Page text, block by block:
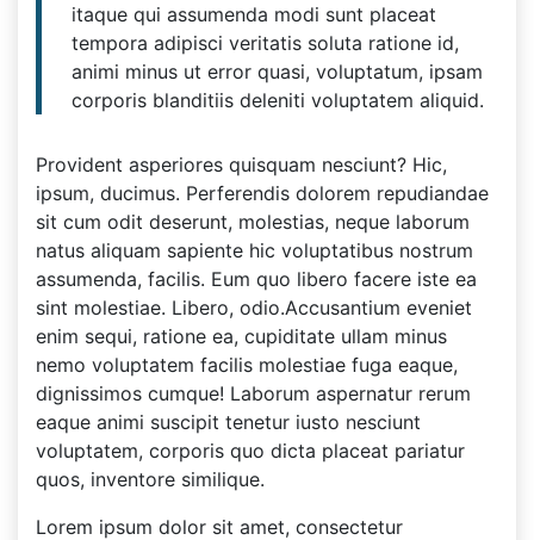
itaque qui assumenda modi sunt placeat
tempora adipisci veritatis soluta ratione id,
animi minus ut error quasi, voluptatum, ipsam
corporis blanditiis deleniti voluptatem aliquid.
Provident asperiores quisquam nesciunt? Hic,
ipsum, ducimus. Perferendis dolorem repudiandae
sit cum odit deserunt, molestias, neque laborum
natus aliquam sapiente hic voluptatibus nostrum
assumenda, facilis. Eum quo libero facere iste ea
sint molestiae. Libero, odio.Accusantium eveniet
enim sequi, ratione ea, cupiditate ullam minus
nemo voluptatem facilis molestiae fuga eaque,
dignissimos cumque! Laborum aspernatur rerum
eaque animi suscipit tenetur iusto nesciunt
voluptatem, corporis quo dicta placeat pariatur
quos, inventore similique.
Lorem ipsum dolor sit amet, consectetur